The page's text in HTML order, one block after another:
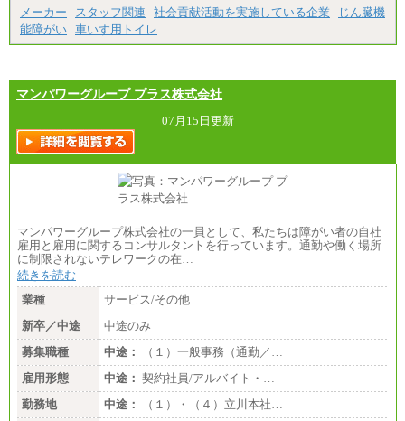
メーカー
スタッフ関連 社会貢献活動を実施している企業
じん臓機
能障がい 車いす用トイレ
マンパワーグループ プラス株式会社
07月15日更新
マンパワーグループ株式会社の一員として、私たちは障がい者の自社
雇用と雇用に関するコンサルタントを行っています。通勤や働く場所
に制限されないテレワークの在…
続きを読む
業種
サービス/その他
新卒／中途
中途のみ
募集職種
中途：
（１）一般事務（通勤／…
雇用形態
中途： 契約社員/アルバイト・…
勤務地
中途：
（１）・（４）立川本社…